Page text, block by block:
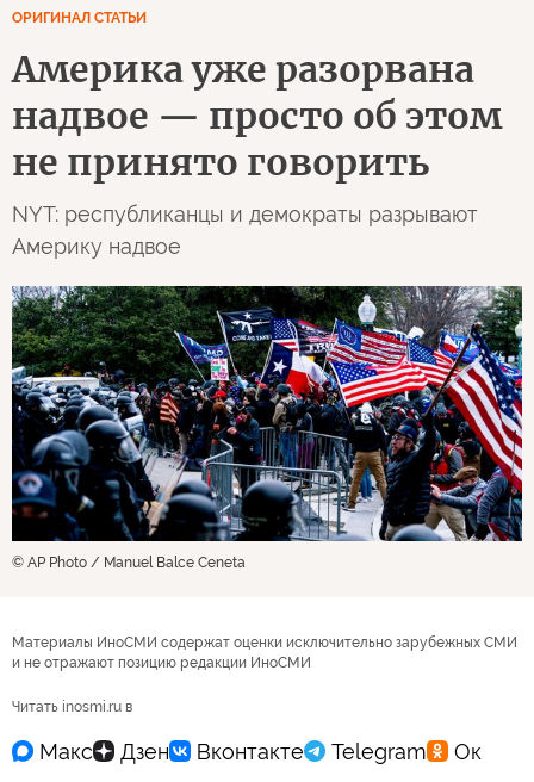
ОРИГИНАЛ СТАТЬИ
Америка уже разорвана
надвое — просто об этом
не принято говорить
NYT: республиканцы и демократы разрывают
Америку надвое
© AP Photo / Manuel Balce Ceneta
Материалы ИноСМИ содержат оценки исключительно зарубежных СМИ
и не отражают позицию редакции ИноСМИ
Читать inosmi.ru в